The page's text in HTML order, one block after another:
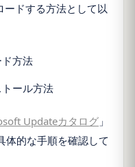
ドする方法として以
方法
ール方法
Updateカタログ 」
体的な手順を確認して